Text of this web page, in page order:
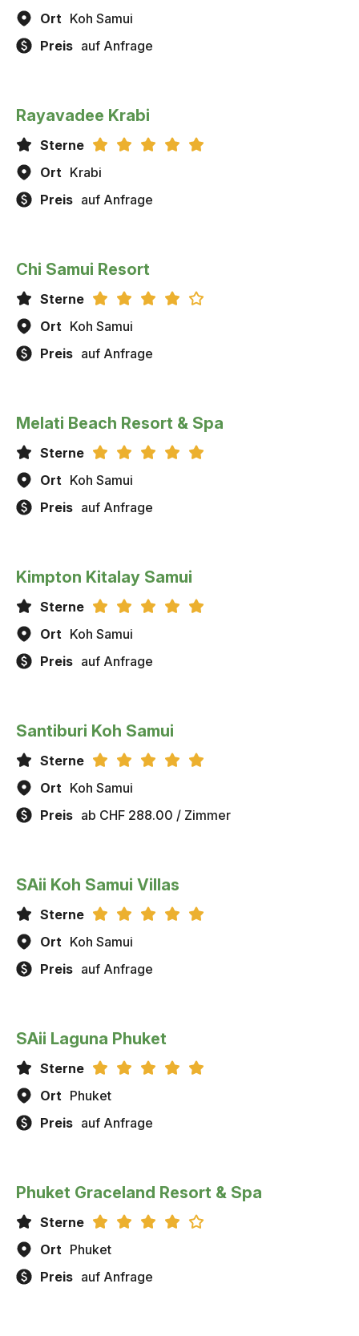
Ort Koh Samui
Preis auf Anfrage
Rayavadee Krabi
Sterne
Ort Krabi
Preis auf Anfrage
Chi Samui Resort
Sterne
Ort Koh Samui
Preis auf Anfrage
Melati Beach Resort & Spa
Sterne
Ort Koh Samui
Preis auf Anfrage
Kimpton Kitalay Samui
Sterne
Ort Koh Samui
Preis auf Anfrage
Santiburi Koh Samui
Sterne
Ort Koh Samui
Preis ab CHF 288.00 / Zimmer
SAii Koh Samui Villas
Sterne
Ort Koh Samui
Preis auf Anfrage
SAii Laguna Phuket
Sterne
Ort Phuket
Preis auf Anfrage
Phuket Graceland Resort & Spa
Sterne
Ort Phuket
Preis auf Anfrage